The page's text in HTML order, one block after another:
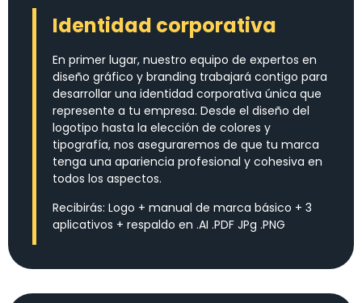
Identidad corporativa
En primer lugar, nuestro equipo de expertos en
diseño gráfico y branding trabajará contigo para
desarrollar una identidad corporativa única que
represente a tu empresa. Desde el diseño del
logotipo hasta la elección de colores y
tipografía, nos aseguraremos de que tu marca
tenga una apariencia profesional y cohesiva en
todos los aspectos.
Recibirás: Logo + manual de marca básico + 3
aplicativos + respaldo en .AI .PDF JPg .PNG